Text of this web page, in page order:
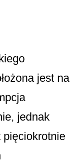
jest na
jednak
pięciokrotnie